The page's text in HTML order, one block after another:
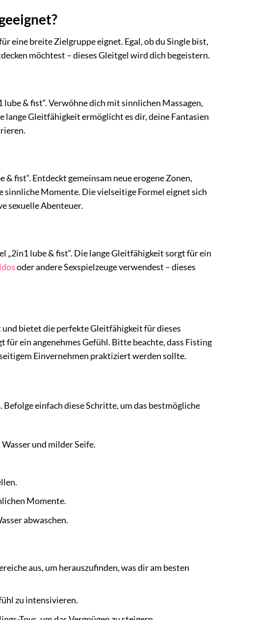
eine breite Zielgruppe eignet. Egal, ob du Single bist,
möchtest – dieses Gleitgel wird dich begeistern.
& fist“. Verwöhne dich mit sinnlichen Massagen,
Gleitfähigkeit ermöglicht es dir, deine Fantasien
fist“. Entdeckt gemeinsam neue erogene Zonen,
Momente. Die vielseitige Formel eignet sich
sexuelle Abenteuer.
„2in1 lube & fist“. Die lange Gleitfähigkeit sorgt für ein
oder andere Sexspielzeuge verwendest – dieses
bietet die perfekte Gleitfähigkeit für dieses
ein angenehmes Gefühl. Bitte beachte, dass Fisting
Einvernehmen praktiziert werden sollte.
einfach diese Schritte, um das bestmögliche
und milder Seife.
Momente.
abwaschen.
aus, um herauszufinden, was dir am besten
zu intensivieren.